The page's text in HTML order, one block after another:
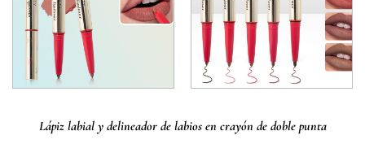
Lápiz labial y delineador de labios en crayón de doble punta